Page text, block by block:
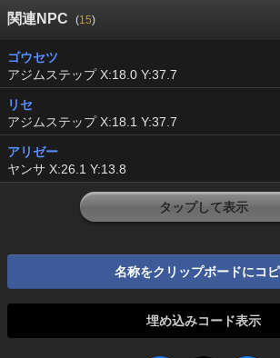
関連NPC (15)
ゴウセツ
アジムステップ X:18.0 Y:37.7
リセ
アジムステップ X:18.1 Y:37.7
アリゼー
ヤンサ X:26.1 Y:13.8
タップして表示
名称をクリップボードにコ
埋め込みコード表示